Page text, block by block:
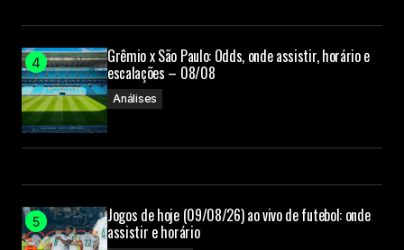
Grêmio x São Paulo: Odds, onde assistir, horário e
escalações – 08/08
Análises
Jogos de hoje (09/08/26) ao vivo de futebol: onde
assistir e horário